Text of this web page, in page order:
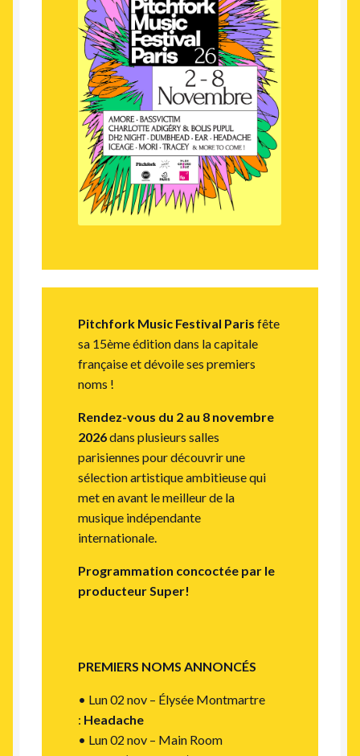
Pitchfork Music Festival Paris fête
sa 15ème édition dans la capitale
française et dévoile ses premiers
noms !
Rendez-vous du 2 au 8 novembre
2026dans plusieurs salles
parisiennes pour découvrir une
sélection artistique ambitieuse qui
met en avant le meilleur de la
musique indépendante
internationale.
Programmation concoctée par le
producteur Super!
PREMIERS NOMS ANNONCÉS
• Lun 02 nov – Élysée Montmartre
: Headache
• Lun 02 nov – Main Room